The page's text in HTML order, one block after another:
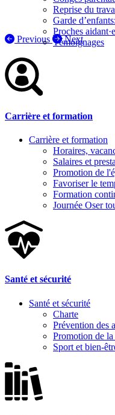
Previous Next
Reprise du
Garde
Proches
Témoignages
Carrière et formation
Carrière et formation
Horaires,
Salaires et
Promotion de
Favoriser le
Formation
Journée Oser
Santé et sécurité
Santé et sécurité
Charte
Prévention des
Promotion de la
Sport et bien-